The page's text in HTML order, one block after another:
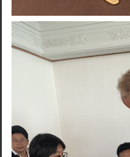
Search
for: